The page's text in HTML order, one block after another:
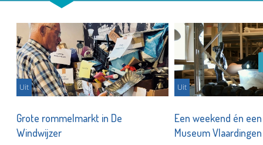
Uit
Grote rommelmarkt in De
Windwijzer
Uit
Een weekend én
Museum